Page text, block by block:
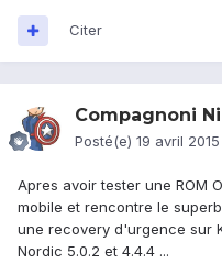
Citer
Compagnoni
Posté(e) 19 avril 2015
Apres avoir tester une ROM
mobile et rencontre le
une recovery d'urgence sur
Nordic 5.0.2 et 4.4.4 ...